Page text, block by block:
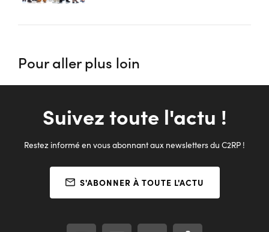
Pour aller plus loin
Suivez toute l'actu !
Restez informé en vous abonnant aux newsletters du C2RP !
S'ABONNER À TOUTE L'ACTU